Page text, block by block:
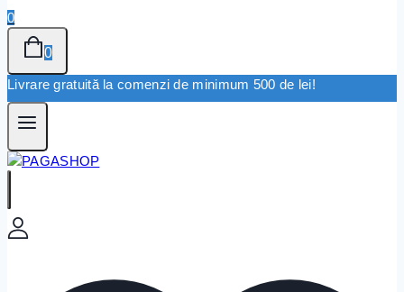
0
0
Livrare gratuită la comenzi de minimum 500 de lei!